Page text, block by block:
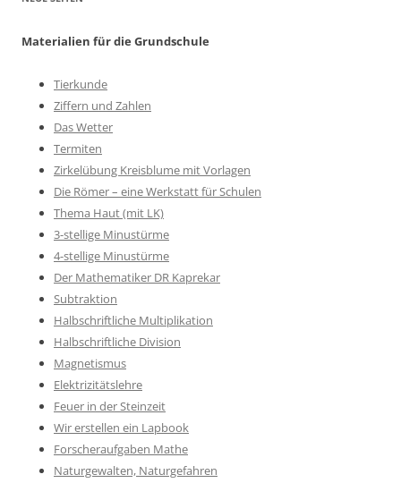
Materialien für die Grundschule
Tierkunde
Ziffern und Zahlen
Das Wetter
Termiten
Zirkelübung Kreisblume mit Vorlagen
Die Römer – eine Werkstatt für Schulen
Thema Haut (mit LK)
3-stellige Minustürme
4-stellige Minustürme
Der Mathematiker DR Kaprekar
Subtraktion
Halbschriftliche Multiplikation
Halbschriftliche Division
Magnetismus
Elektrizitätslehre
Feuer in der Steinzeit
Wir erstellen ein Lapbook
Forscheraufgaben Mathe
Naturgewalten, Naturgefahren